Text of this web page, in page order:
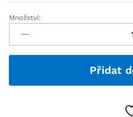
Množství:
Přidat